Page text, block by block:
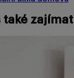
také zajímat